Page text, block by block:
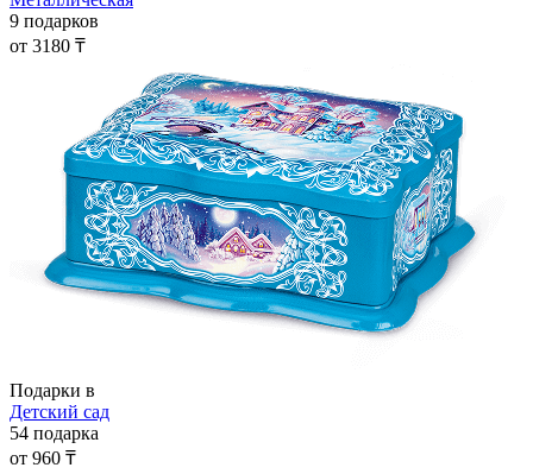
9 подарков
от 3180 ₸
Подарки в
Детский сад
54 подарка
от 960 ₸